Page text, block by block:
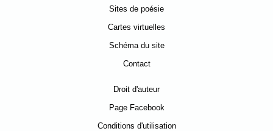
Sites de poésie
Cartes virtuelles
Schéma du site
Contact
Droit d'auteur
Page Facebook
Conditions d'utilisation